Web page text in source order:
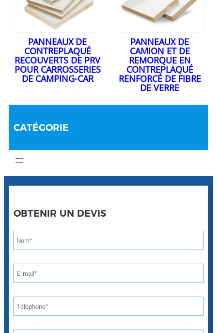
PANNEAUX DE
CONTREPLAQUÉ
RECOUVERTS DE PRV
POUR CARROSSERIES
DE CAMPING-CAR
PANNEAUX DE
CAMION ET DE
REMORQUE EN
CONTREPLAQUÉ
RENFORCÉ DE FIBRE
DE VERRE
CATÉGORIE
OBTENIR UN DEVIS